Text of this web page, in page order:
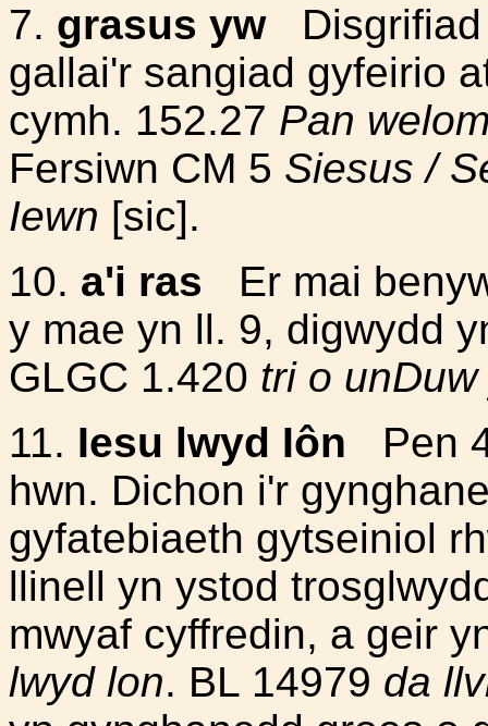
7. grasus ywDisgrifiad
gallai'r sangiad gyfeirio
cymh. 152.27 Pan
Fersiwn CM 5 Siesus /
Iewn [sic].
10. a'i ras Er mai
y mae yn ll. 9, digwydd
GLGC 1.420 tri o
11. Iesu lwyd Iôn Pen
hwn. Dichon i'r
gyfatebiaeth gytseiniol
llinell yn ystod
mwyaf cyffredin, a geir
lwyd lon. BL 14979 da